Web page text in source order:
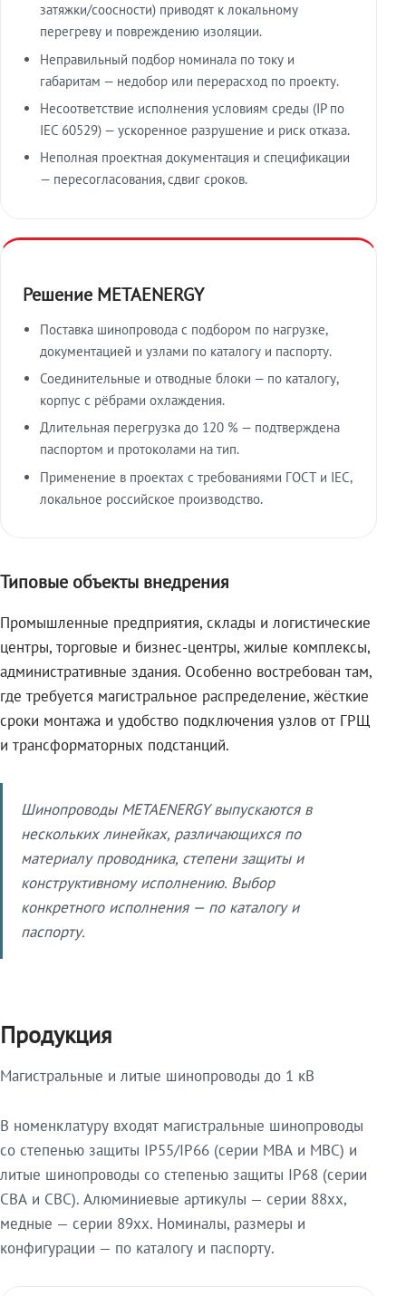
затяжки/соосности) приводят к локальному
перегреву и повреждению изоляции.
Неправильный подбор номинала по току и
габаритам — недобор или перерасход по проекту.
Несоответствие исполнения условиям среды (IP по
IEC 60529) — ускоренное разрушение и риск отказа.
Неполная проектная документация и спецификации
— пересогласования, сдвиг сроков.
Решение METAENERGY
Поставка шинопровода с подбором по нагрузке,
документацией и узлами по каталогу и паспорту.
Соединительные и отводные блоки — по каталогу,
корпус с рёбрами охлаждения.
Длительная перегрузка до 120 % — подтверждена
паспортом и протоколами на тип.
Применение в проектах с требованиями ГОСТ и IEC,
локальное российское производство.
Типовые объекты внедрения
Промышленные предприятия, склады и логистические
центры, торговые и бизнес-центры, жилые комплексы,
административные здания. Особенно востребован там,
где требуется магистральное распределение, жёсткие
сроки монтажа и удобство подключения узлов от ГРЩ
и трансформаторных подстанций.
Шинопроводы METAENERGY выпускаются в
нескольких линейках, различающихся по
материалу проводника, степени защиты и
конструктивному исполнению. Выбор
конкретного исполнения — по каталогу и
паспорту.
Продукция
Магистральные и литые шинопроводы до 1 кВ
В номенклатуру входят магистральные шинопроводы
со степенью защиты IP55/IP66 (серии МВА и МВС) и
литые шинопроводы со степенью защиты IP68 (серии
СВА и СВС). Алюминиевые артикулы — серии 88xx,
медные — серии 89xx. Номиналы, размеры и
конфигурации — по каталогу и паспорту.